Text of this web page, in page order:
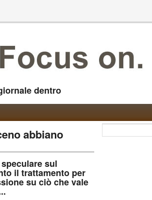
dentro
abbiano
sul
il trattamento per
su ciò che vale